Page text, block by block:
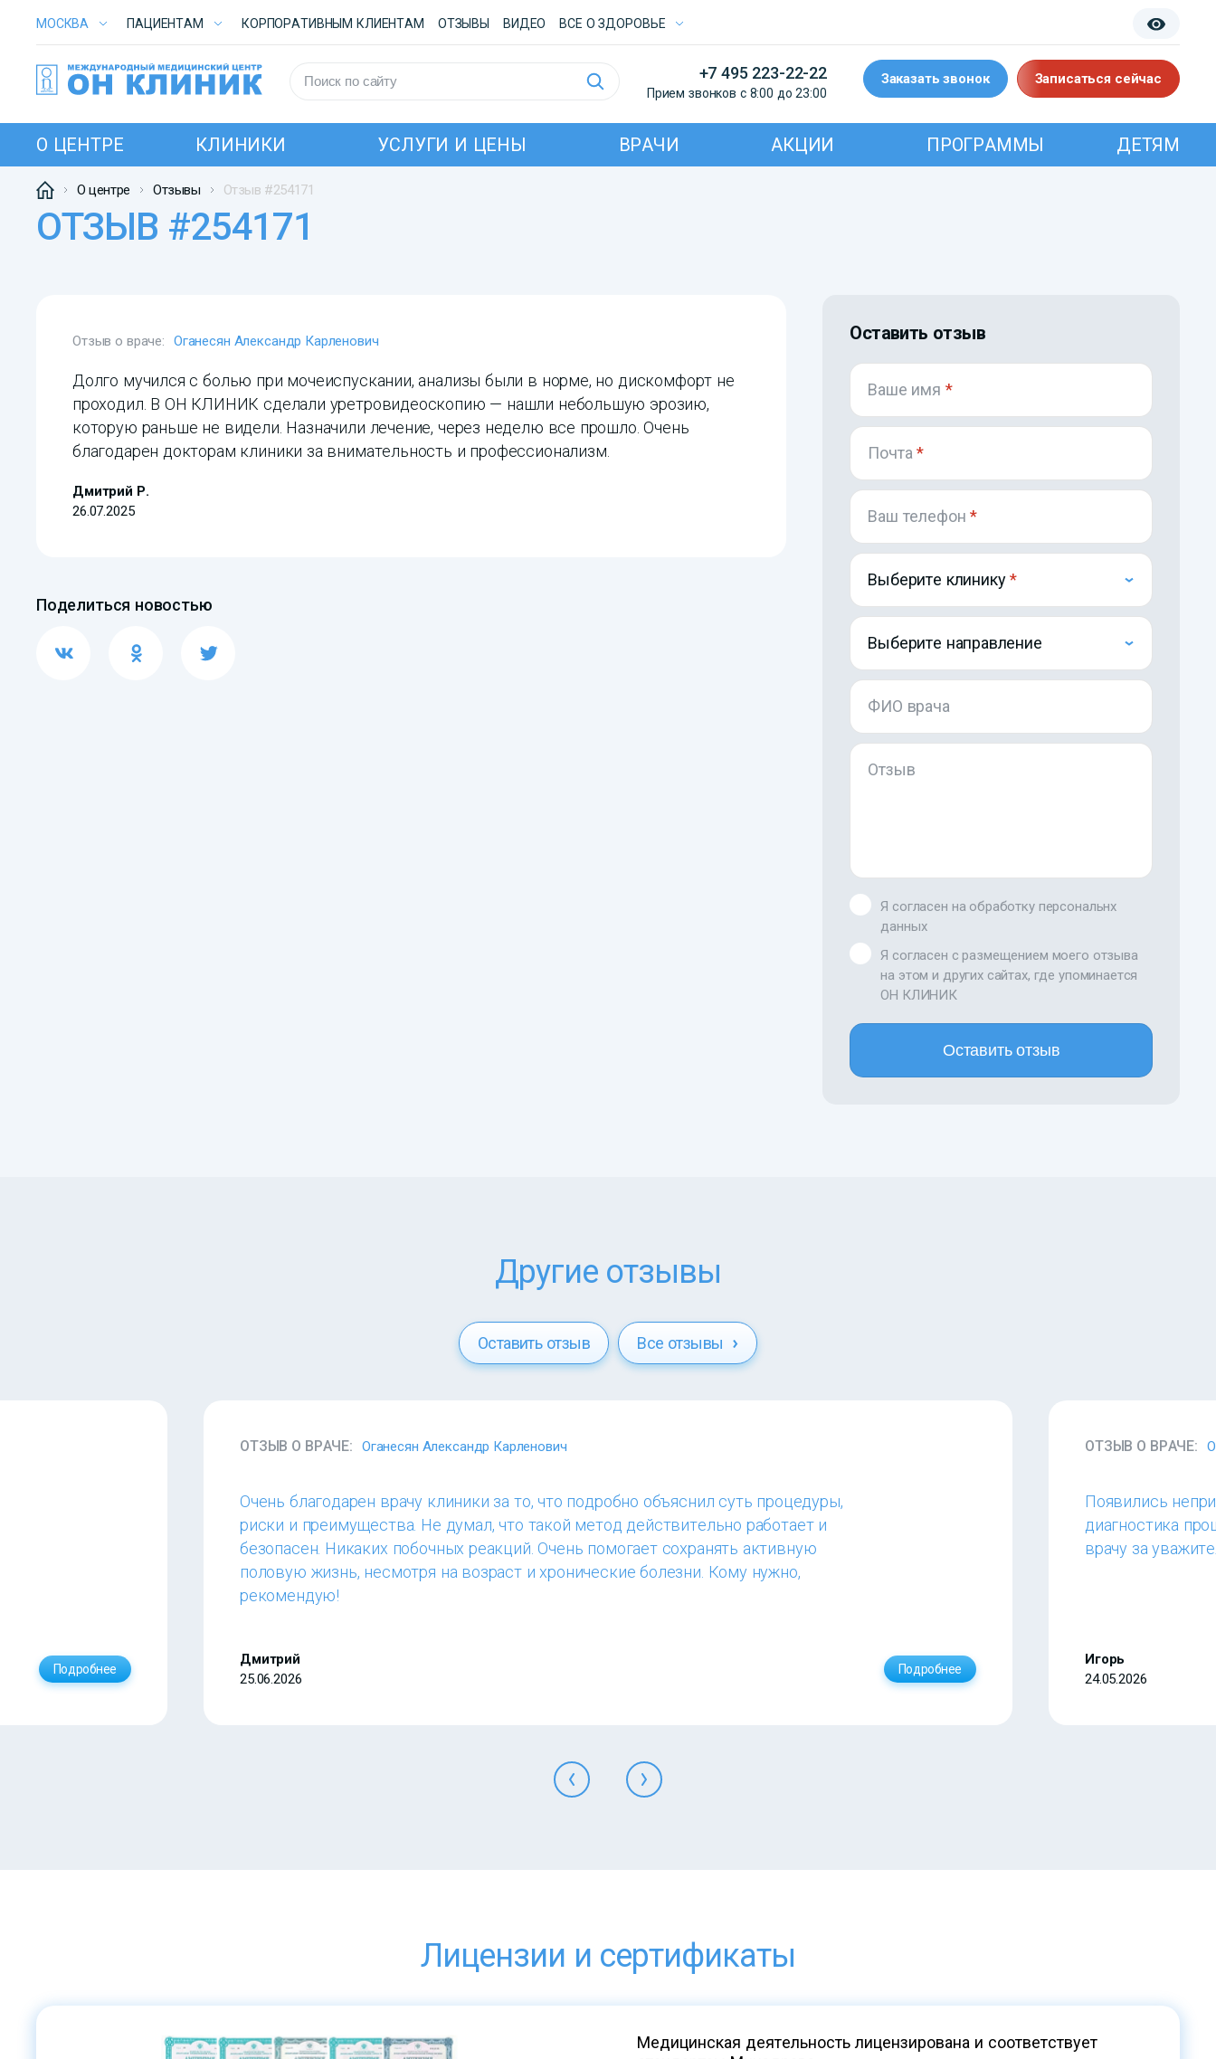
МОСКВА ПАЦИЕНТАМ КОРПОРАТИВНЫМ КЛИЕНТАМ ОТЗЫВЫ ВИДЕО ВСE О ЗДОРОВЬЕ
+7 495 223-22-22
Прием звонков с 8:00 до 23:00
Заказать звонок Записаться сейчас
О ЦЕНТРЕ КЛИНИКИ УСЛУГИ И ЦЕНЫ ВРАЧИ АКЦИИ ПРОГРАММЫ ДЕТЯМ
О центре Отзывы Отзыв #254171
ОТЗЫВ #254171
Отзыв о враче: Оганесян Александр Карленович
Долго мучился с болью при мочеиспускании, анализы были в норме, но дискомфорт не
проходил. В ОН КЛИНИК сделали уретровидеоскопию — нашли небольшую эрозию,
которую раньше не видели. Назначили лечение, через неделю все прошло. Очень
благодарен докторам клиники за внимательность и профессионализм.
Дмитрий Р.
26.07.2025
Поделиться новостью
Оставить отзыв
Ваше имя *
Почта*
Ваш телефон*
Выберите клинику
Выберите направление
ФИО врача
Отзыв
Я согласен на обработку персональнх
данных
Я согласен с размещением моего отзыва
на этом и других сайтах, где упоминается
ОН КЛИНИК
Оставить отзыв
Другие отзывы
Оставить отзыв Все отзывы
Подробнее
ОТЗЫВ О ВРАЧЕ: Оганесян Александр Карленович
Очень благодарен врачу клиники за то, что подробно объяснил суть процедуры,
риски и преимущества. Не думал, что такой метод действительно работает и
безопасен. Никаких побочных реакций. Очень помогает сохранять активную
половую жизнь, несмотря на возраст и хронические болезни. Кому нужно,
рекомендую!
Дмитрий
25.06.2026
Подробнее
ОТЗЫВ О ВРАЧЕ:
Появились
диагностика
врачу за
Игорь
24.05.2026
Лицензии и сертификаты
Медицинская деятельность лицензирована и соответствует